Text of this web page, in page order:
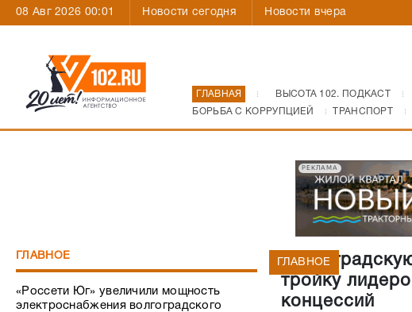
08 Авг 2026 00:01 Новости сегодня Новости вчера
ГЛАВНАЯ ВЫСОТА 102. ПОДКАСТ
БОРЬБА С КОРРУПЦИЕЙ
ТРАНСПОРТ
РЕКЛАМА
ГЛАВНОЕ
«Россети Юг» увеличили мощность
электроснабжения волгоградского
тройку
концессий
ГЛАВНОЕ